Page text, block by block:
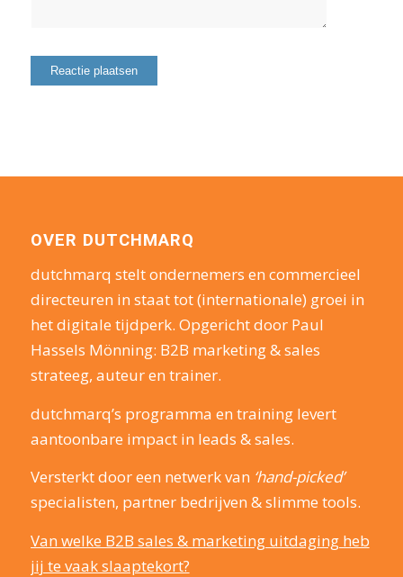
OVER DUTCHMARQ
dutchmarq stelt ondernemers en commercieel
directeuren in staat tot (internationale) groei in
het digitale tijdperk. Opgericht door Paul
Hassels Mönning: B2B marketing & sales
strateeg, auteur en trainer.
dutchmarq’s programma en training levert
aantoonbare impact in leads & sales.
Versterkt door een netwerk van ‘hand-picked’
specialisten, partner bedrijven & slimme tools.
Van welke B2B sales & marketing uitdaging heb
jij te vaak slaaptekort?